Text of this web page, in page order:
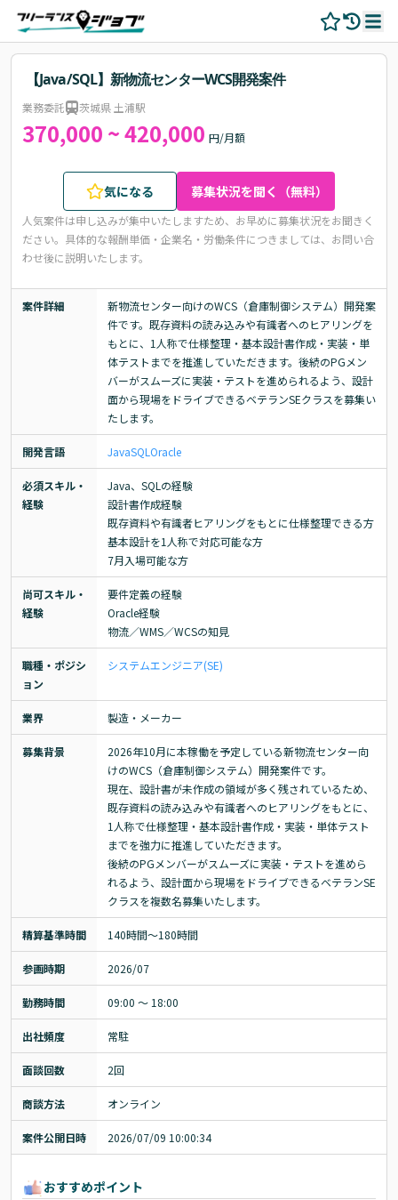
【Java/SQL】新物流センターWCS開発案件
業務委託 茨城県 土浦駅
370,000 ~ 420,000 円/月額
気になる 募集状況を聞く（無料）
人気案件は申し込みが集中いたしますため、お早めに募集状況をお聞きく
ださい。 具体的な報酬単価・企業名・労働条件につきましては、お問い合
わせ後に説明いたします。
案件詳細
新物流センター向けのWCS（倉庫制御システム）開発案
件です。既存資料の読み込みや有識者へのヒアリングを
もとに、1人称で仕様整理・基本設計書作成・実装・単
体テストまでを推進していただきます。後続のPGメン
バーがスムーズに実装・テストを進められるよう、設計
面から現場をドライブできるベテランSEクラスを募集い
たします。
開発言語 JavaSQL Oracle
必須スキル・
経験
Java、SQLの経験
設計書作成経験
既存資料や有識者ヒアリングをもとに仕様整理できる方
基本設計を1人称で対応可能な方
7月入場可能な方
尚可スキル・
経験
要件定義の経験
Oracle経験
物流／WMS／WCSの知見
職種・ポジシ
ョン
システムエンジニア(SE)
業界 製造・メーカー
募集背景
2026年10月に本稼働を予定している新物流センター向
けのWCS（倉庫制御システム）開発案件です。
現在、設計書が未作成の領域が多く残されているため、
既存資料の読み込みや有識者へのヒアリングをもとに、
1人称で仕様整理・基本設計書作成・実装・単体テスト
までを強力に推進していただきます。
後続のPGメンバーがスムーズに実装・テストを進めら
れるよう、設計面から現場をドライブできるベテランSE
クラスを複数名募集いたします。
精算基準時間 140時間〜180時間
参画時期 2026/07
勤務時間 09:00 ～ 18:00
出社頻度 常駐
面談回数 2回
商談方法 オンライン
案件公開日時 2026/07/09 10:00:34
おすすめポイント